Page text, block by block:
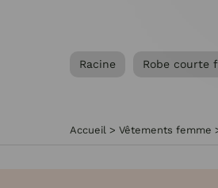
Racine Robe courte
Accueil > Vêtements femme